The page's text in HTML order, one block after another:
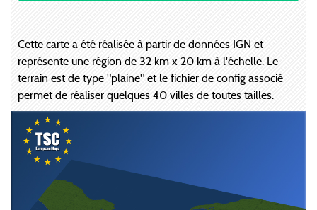
Cette carte a été réalisée à partir de données IGN et
représente une région de 32 km x 20 km à l'échelle. Le
terrain est de type "plaine" et le fichier de config associé
permet de réaliser quelques 40 villes de toutes tailles.